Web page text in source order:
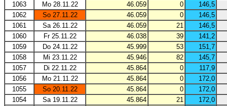
1063
Mo 28.11.22 46.059 0
146,5
1062
So 27.11.22 46.059 0
146,5
1061
Sa 26.11.22 46.059 21
146,5
1060
Fr 25.11.22 46.038 39
141,2
1059
Do 24.11.22 45.999 53
151,7
1058
Mi 23.11.22 45.946 82
145,7
1057
Di 22.11.22 45.864 0
117,9
1056
Mo 21.11.22 45.864 0
172,0
1055
So 20.11.22 45.864 0
172,0
1054
Sa 19.11.22 45.864 21
172,0